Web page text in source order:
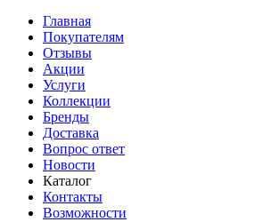
Главная
Покупателям
Отзывы
Акции
Услуги
Коллекции
Бренды
Доставка
Вопрос ответ
Новости
Каталог
Контакты
Возможности